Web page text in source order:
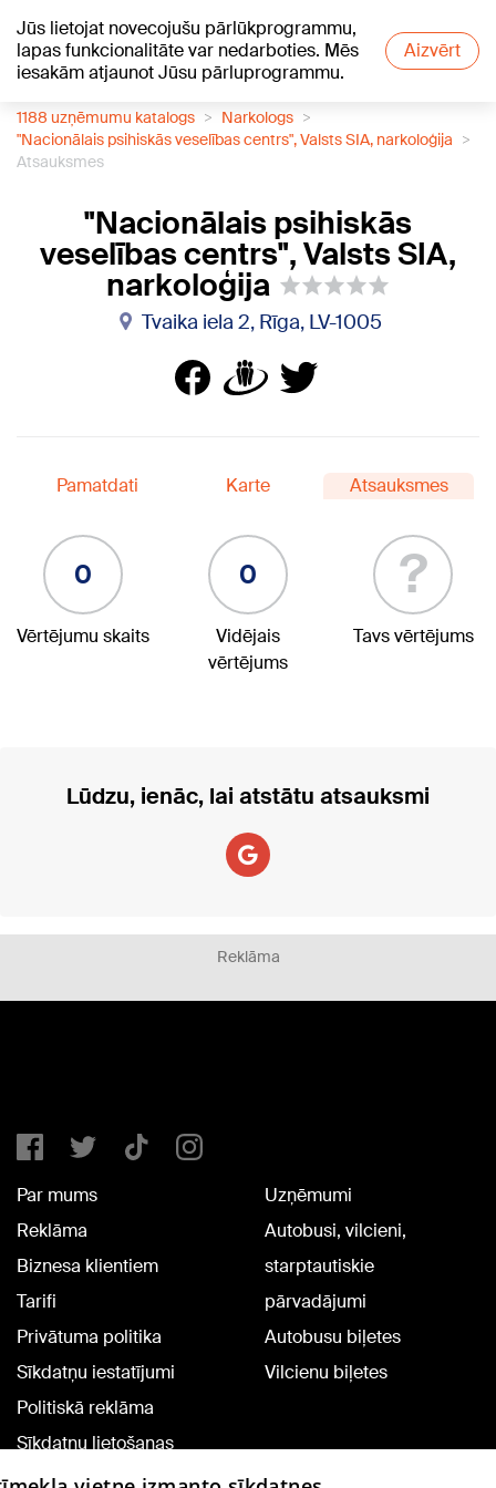
Jūs lietojat novecojušu pārlūkprogrammu,
lapas funkcionalitāte var nedarboties. Mēs
iesakām atjaunot Jūsu pārluprogrammu.
Aizvērt
+13°C
1188 uzņēmumu katalogs
Narkologs
"Nacionālais psihiskās veselības centrs", Valsts SIA, narkoloģija
Atsauksmes
"Nacionālais psihiskās
veselības centrs", Valsts SIA,
narkoloģija
Tvaika iela 2, Rīga, LV-1005
Pamatdati Karte Atsauksmes
0
Vērtējumu skaits
0
Vidējais
vērtējums
?
Tavs vērtējums
Lūdzu, ienāc, lai atstātu atsauksmi
Reklāma
Par mums
Reklāma
Biznesa klientiem
Tarifi
Privātuma politika
Sīkdatņu iestatījumi
Politiskā reklāma
Sīkdatņu lietošanas
noteikumi
Uzņēmumi
Autobusi, vilcieni,
starptautiskie
pārvadājumi
Autobusu biļetes
Vilcienu biļetes